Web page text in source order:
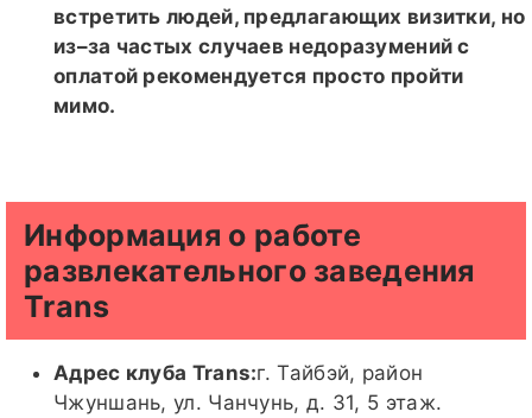
встретить людей, предлагающих визитки, но
из–за частых случаев недоразумений с
оплатой рекомендуется просто пройти
мимо.
Информация о работе
развлекательного заведения
Trans
Адрес клуба Trans:г. Тайбэй, район
Чжуншань, ул. Чанчунь, д. 31, 5 этаж.